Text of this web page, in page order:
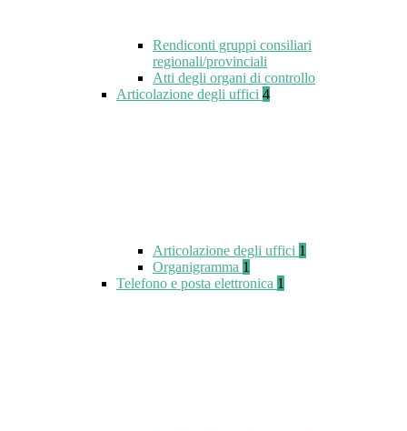
Rendiconti gruppi consiliari
regionali/provinciali
Atti degli organi di controllo
Articolazione degli uffici 4
Articolazione degli uffici 1
Organigramma 1
Telefono e posta elettronica 1